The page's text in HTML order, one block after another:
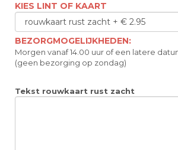
KIES LINT OF KAART
BEZORGMOGELIJKHEDEN:
Morgen vanaf 14.00 uur of een latere
(geen bezorging op zondag)
Tekst rouwkaart rust zacht